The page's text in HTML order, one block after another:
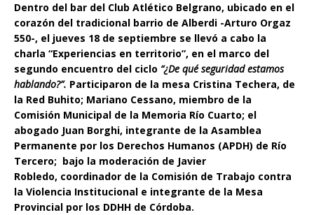
Dentro del bar del Club Atlético Belgrano, ubicado en el
corazón del tradicional barrio de Alberdi -Arturo Orgaz
550-, el jueves 18 de septiembre se llevó a cabo la
charla “Experiencias en territorio”, en el marco del
segundo encuentro del ciclo “¿De qué seguridad estamos
hablando?”. Participaron de la mesa Cristina Techera, de
la Red Buhito; Mariano Cessano, miembro de la
Comisión Municipal de la Memoria Río Cuarto; el
abogado Juan Borghi, integrante de la Asamblea
Permanente por los Derechos Humanos (APDH) de Río
Tercero; bajo la moderación de Javier
Robledo, coordinador de la Comisión de Trabajo contra
la Violencia Institucional e integrante de la Mesa
Provincial por los DDHH de Córdoba.